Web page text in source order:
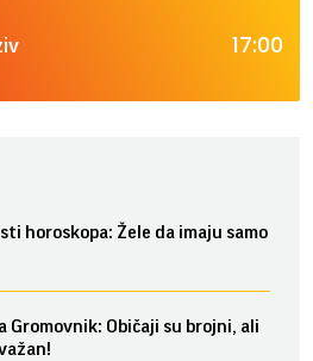
17:00
horoskopa: Žele da imaju samo
Gromovnik: Običaji su brojni, ali